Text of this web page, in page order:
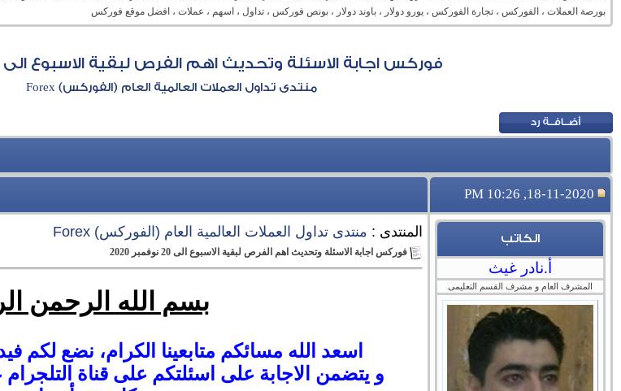
بورصة العملات ، الفوركس ، تجارة الفوركس ، يورو دولار ، باوند دولار ، بونص فوركس ، تداول ، اسهم ، عملات ، افضل موقع فوركس
فوركس اجابة الاسئلة وتحديث اهم الفرص لبقية الاسبوع الى 20 نوفمبر 2020
منتدى تداول العملات العالمية العام (الفوركس) Forex
18-11-2020, 10:26 PM
الكاتب
أ.نادر غيث
المشرف العام و مشرف القسم التعليمى
المنتدى : منتدى تداول العملات العالمية العام (الفوركس) Forex
فوركس اجابة الاسئلة وتحديث اهم الفرص لبقية الاسبوع الى 20 نوفمبر 2020
بسم الله الرحمن
اسعد الله مسائكم متابعينا الكرام، نضع لكم
و يتضمن الاجابة على اسئلتكم على قناة